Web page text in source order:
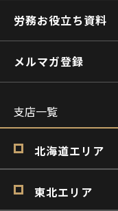
労務お役立ち資料
メルマガ登録
支店一覧
北海道エリア
東北エリア